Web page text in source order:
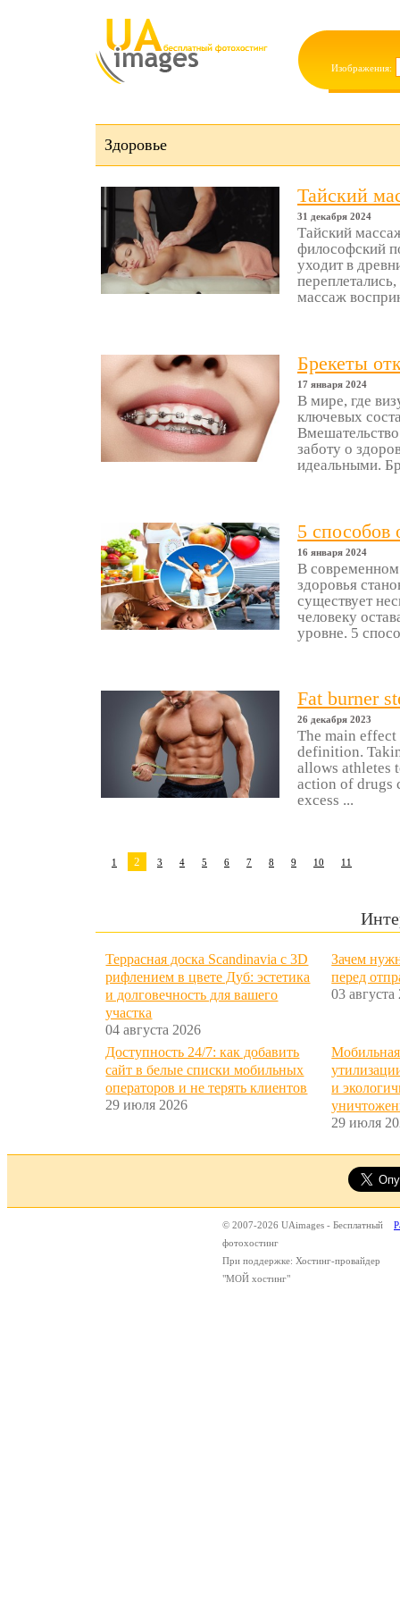
Изображения:
Здоровье
Тайский
31 декабря 2024
Тайский
философский
уходит в
массаж
Брекеты
17 января 2024
В мире, где
ключевых
заботу о
идеальными.
5 способов
16 января 2024
В
здоровья
существует
человеку
уровне. 5
Fat burner
26 декабря 2023
The main
definition.
allows athletes
action of drugs
excess ...
1 2 3 4 5 6 7 8 9 10 11
Террасная доска Scandinavia с 3D
рифлением в цвете Дуб: эстетика
и долговечность для вашего
участка
04 августа 2026
Зачем
перед
03 августа
Доступность 24/7: как добавить
сайт в белые списки мобильных
операторов и не терять клиентов
29 июля 2026
Мобильная
и
29 июля
© 2007-2026 UAimages - Бесплатный
фотохостинг
При поддержке: Хостинг-провайдер
"МОЙ хостинг"